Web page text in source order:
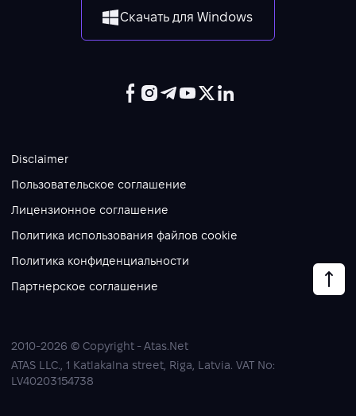
Скачать для Windows
2010-2026 © Copyright - Atas.Net
ATAS LLC., 1 Katlakalna street, Riga, Latvia. VAT No:
LV40203154738
Disclaimer
Пользовательское соглашение
Лицензионное соглашение
Политика использования файлов cookie
Политика конфиденциальности
Партнерское соглашение